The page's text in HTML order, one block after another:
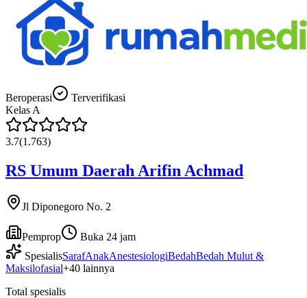
Beroperasi
Terverifikasi
Kelas A
3.7(1.763)
RS Umum Daerah Arifin Achmad
Jl Diponegoro No. 2
Pemprop
Buka 24 jam
SpesialisSarafAnakAnestesiologiBedahBedah Mulut &
Maksilofasial+40 lainnya
Total spesialis